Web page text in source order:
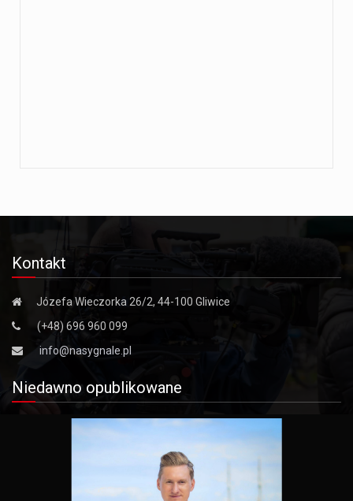
Kontakt
Józefa Wieczorka 26/2, 44-100 Gliwice
(+48) 696 960 099
info@nasygnale.pl
Niedawno opublikowane